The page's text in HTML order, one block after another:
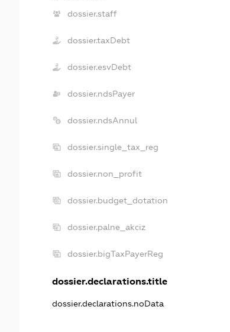
dossier.staff
dossier.taxDebt
dossier.esvDebt
dossier.ndsPayer
dossier.ndsAnnul
dossier.single_tax_reg
dossier.non_profit
dossier.budget_dotation
dossier.palne_akciz
dossier.bigTaxPayerReg
dossier.declarations.title
dossier.declarations.noData